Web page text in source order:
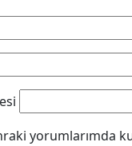
yorumlarımda